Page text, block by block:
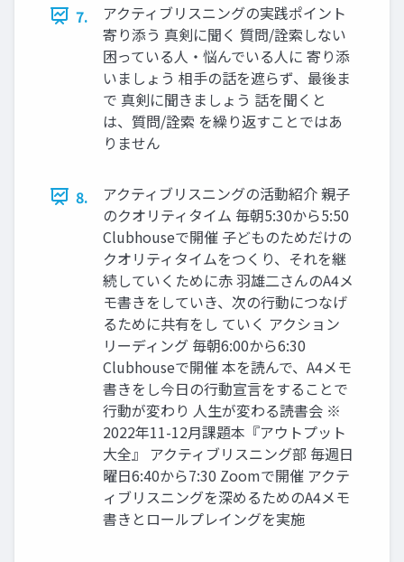
7.
アクティブリスニングの実践ポイント
寄り添う 真剣に聞く 質問/詮索しない
困っている人・悩んでいる人に 寄り添
いましょう 相手の話を遮らず、最後ま
で 真剣に聞きましょう 話を聞くと
は、質問/詮索 を繰り返すことではあ
りません
8.
アクティブリスニングの活動紹介 親子
のクオリティタイム 毎朝5:30から5:50
Clubhouseで開催 子どものためだけの
クオリティタイムをつくり、それを継
続していくために赤 羽雄二さんのA4メ
モ書きをしていき、次の行動につなげ
るために共有をし ていく アクション
リーディング 毎朝6:00から6:30
Clubhouseで開催 本を読んで、A4メモ
書きをし今日の行動宣言をすることで
行動が変わり 人生が変わる読書会 ※
2022年11-12月課題本『アウトプット
大全』 アクティブリスニング部 毎週日
曜日6:40から7:30 Zoomで開催 アクテ
ィブリスニングを深めるためのA4メモ
書きとロールプレイングを実施